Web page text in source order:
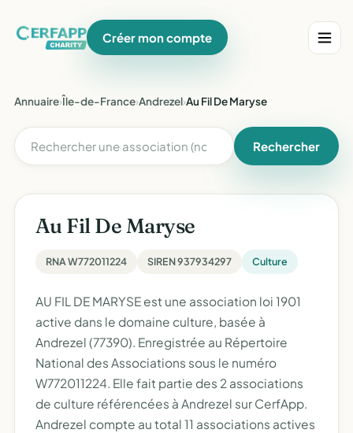
Créer mon compte
Annuaire›Île-de-France›Andrezel›Au Fil De Maryse
Rechercher
Au Fil De Maryse
RNA W772011224 SIREN 937934297 Culture
AU FIL DE MARYSE est une association loi 1901
active dans le domaine culture, basée à
Andrezel (77390). Enregistrée au Répertoire
National des Associations sous le numéro
W772011224. Elle fait partie des 2 associations
de culture référencées à Andrezel sur CerfApp.
Andrezel compte au total 11 associations actives